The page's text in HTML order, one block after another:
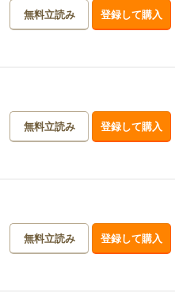
無料立読み 登録して購入
無料立読み 登録して購入
無料立読み 登録して購入